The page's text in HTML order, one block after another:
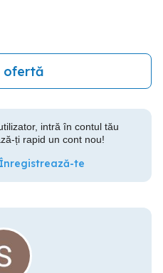
ofertă
intră în contul tău
ți rapid un cont nou!
te